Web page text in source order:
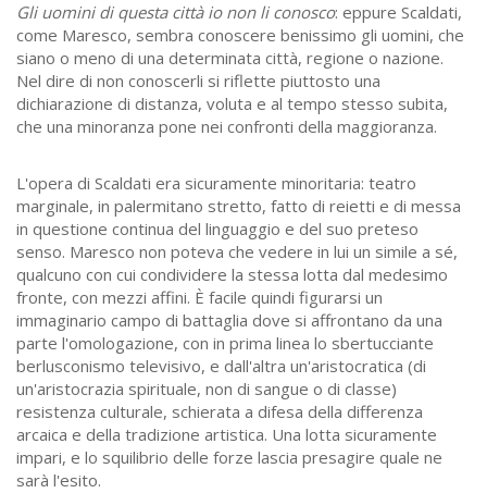
Gli uomini di questa città io non li conosco: eppure Scaldati,
come Maresco, sembra conoscere benissimo gli uomini, che
siano o meno di una determinata città, regione o nazione.
Nel dire di non conoscerli si riflette piuttosto una
dichiarazione di distanza, voluta e al tempo stesso subita,
che una minoranza pone nei confronti della maggioranza.
L'opera di Scaldati era sicuramente minoritaria: teatro
marginale, in palermitano stretto, fatto di reietti e di messa
in questione continua del linguaggio e del suo preteso
senso. Maresco non poteva che vedere in lui un simile a sé,
qualcuno con cui condividere la stessa lotta dal medesimo
fronte, con mezzi affini. È facile quindi figurarsi un
immaginario campo di battaglia dove si affrontano da una
parte l'omologazione, con in prima linea lo sbertucciante
berlusconismo televisivo, e dall'altra un'aristocratica (di
un'aristocrazia spirituale, non di sangue o di classe)
resistenza culturale, schierata a difesa della differenza
arcaica e della tradizione artistica. Una lotta sicuramente
impari, e lo squilibrio delle forze lascia presagire quale ne
sarà l'esito.